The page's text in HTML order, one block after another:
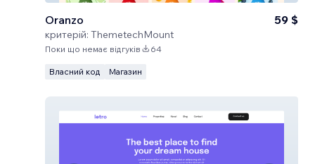
Oranzo
критерій: ThemetechMount
59 $
Поки що немає відгуків 64
Власний код Магазин